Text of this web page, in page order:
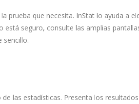
prueba que necesita. InStat lo ayuda a
está seguro, consulte las amplias
sencillo.
las estadísticas. Presenta los